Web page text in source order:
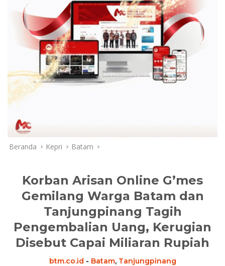
Beranda Kepri Batam
Korban Arisan Online G’mes
Gemilang Warga Batam dan
Tanjungpinang Tagih
Pengembalian Uang, Kerugian
Disebut Capai Miliaran Rupiah
btm.co.id - Batam, Tanjungpinang